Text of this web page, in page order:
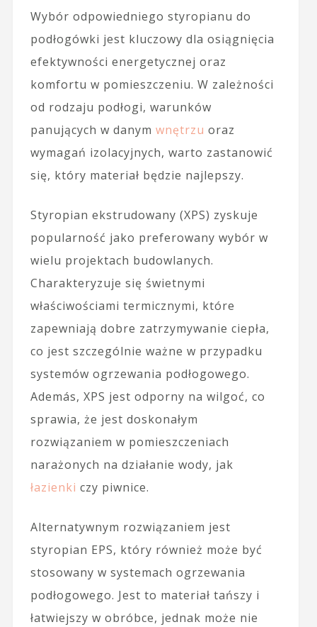
Wybór odpowiedniego styropianu do
podłogówki jest kluczowy dla osiągnięcia
efektywności energetycznej oraz
komfortu w pomieszczeniu. W zależności
od rodzaju podłogi, warunków
panujących w danym wnętrzu oraz
wymagań izolacyjnych, warto zastanowić
się, który materiał będzie najlepszy.
Styropian ekstrudowany (XPS) zyskuje
popularność jako preferowany wybór w
wielu projektach budowlanych.
Charakteryzuje się świetnymi
właściwościami termicznymi, które
zapewniają dobre zatrzymywanie ciepła,
co jest szczególnie ważne w przypadku
systemów ogrzewania podłogowego.
Además, XPS jest odporny na wilgoć, co
sprawia, że jest doskonałym
rozwiązaniem w pomieszczeniach
narażonych na działanie wody, jak
łazienki czy piwnice.
Alternatywnym rozwiązaniem jest
styropian EPS, który również może być
stosowany w systemach ogrzewania
podłogowego. Jest to materiał tańszy i
łatwiejszy w obróbce, jednak może nie